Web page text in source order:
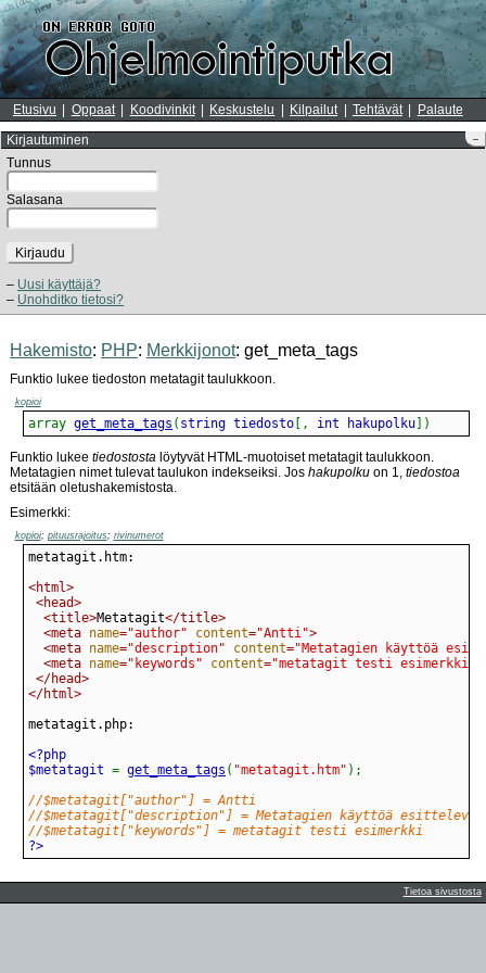
Etusivu Oppaat Koodivinkit Keskustelu Kilpailut Tehtävät Palaute
–
Kirjautuminen
Tunnus
Salasana
Kirjaudu
Uusi käyttäjä?
Unohditko tietosi?
Hakemisto: PHP: Merkkijonot: get_meta_tags
Funktio lukee tiedoston metatagit taulukkoon.
kopioi
array get_meta_tags ( string tiedosto , int hakupolku )
Funktio lukee tiedostosta löytyvät HTML-muotoiset metatagit taulukkoon.
Metatagien nimet tulevat taulukon indekseiksi. Jos hakupolku on 1, tiedostoa
etsitään oletushakemistosta.
Esimerkki:
kopioi; pituusrajoitus; rivinumerot
<html>
<head>
<title>Metatagit</title>
<meta name="author" content="Antti">
<meta name="description" content="Metatagien käyttöä
<meta name="keywords" content="metatagit testi esimerkki"
</head>
</html>
$metatagit = get_meta_tags ( "metatagit.htm" ) ;
//$metatagit["author"] = Antti
//$metatagit["description"] = Metatagien käyttöä esittelevä
//$metatagit["keywords"] = metatagit testi esimerkki
?>
Tietoa sivustosta